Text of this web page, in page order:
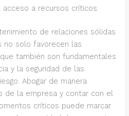
a recursos críticos.
de relaciones sólidas
no solo favorecen las
también son fundamentales
y la seguridad de las
Abogar de manera
de la empresa y contar con el
críticos puede marcar